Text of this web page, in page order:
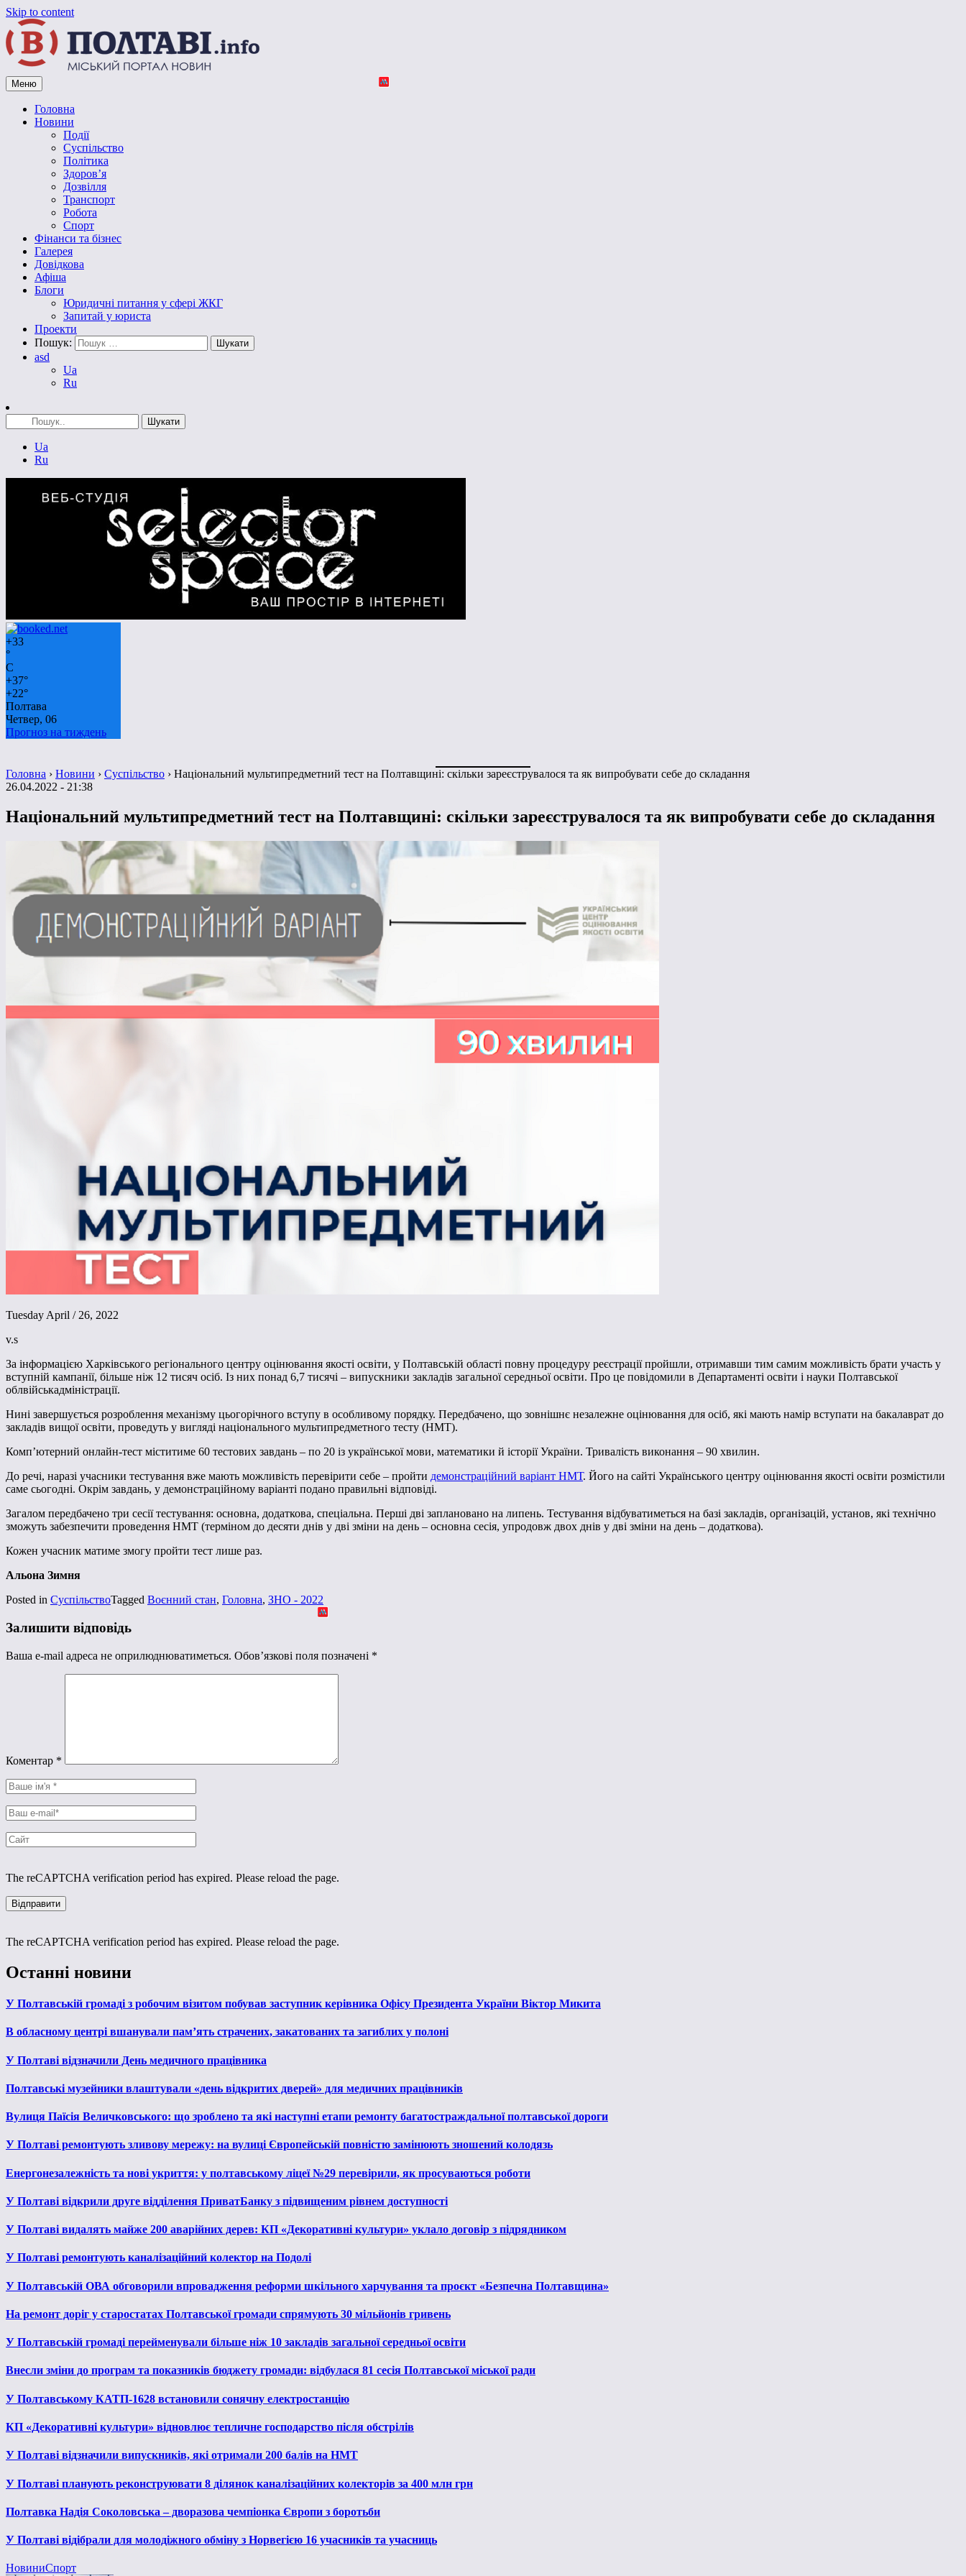
Skip to content
Vpoltave.info
Полтавський портал новин
Меню
Головна
Новини
Події
Суспільство
Політика
Здоров’я
Дозвілля
Транспорт
Робота
Спорт
Фінанси та бізнес
Галерея
Довідкова
Афіша
Блоги
Юридичні питання у сфері ЖКГ
Запитай у юриста
Проекти
Пошук:
asd
Ua
Ru
Ua
Ru
+33
°
C
+37°
+22°
Полтава
Четвер, 06
Прогноз на тиждень
Головна › Новини › Суспільство › Національний мультипредметний тест на Полтавщині: скільки зареєструвалося та як випробувати себе до складання
26.04.2022 - 21:38
Національний мультипредметний тест на Полтавщині: скільки зареєструвалося та як випробувати себе до складання
Tuesday April / 26, 2022
v.s
За інформацією Харківського регіонального центру оцінювання якості освіти, у Полтавській області повну процедуру реєстрації пройшли, отримавши тим самим можливість брати участь у
вступній кампанії, більше ніж 12 тисяч осіб. Із них понад 6,7 тисячі – випускники закладів загальної середньої освіти. Про це повідомили в Департаменті освіти і науки Полтавської
облвійськадміністрації.
Нині завершується розроблення механізму цьогорічного вступу в особливому порядку. Передбачено, що зовнішнє незалежне оцінювання для осіб, які мають намір вступати на бакалаврат до
закладів вищої освіти, проведуть у вигляді національного мультипредметного тесту (НМТ).
Комп’ютерний онлайн-тест міститиме 60 тестових завдань – по 20 із української мови, математики й історії України. Тривалість виконання – 90 хвилин.
До речі, наразі учасники тестування вже мають можливість перевірити себе – пройти демонстраційний варіант НМТ. Його на сайті Українського центру оцінювання якості освіти розмістили
саме сьогодні. Окрім завдань, у демонстраційному варіанті подано правильні відповіді.
Загалом передбачено три сесії тестування: основна, додаткова, спеціальна. Перші дві заплановано на липень. Тестування відбуватиметься на базі закладів, організацій, установ, які технічно
зможуть забезпечити проведення НМТ (терміном до десяти днів у дві зміни на день – основна сесія, упродовж двох днів у дві зміни на день – додаткова).
Кожен учасник матиме змогу пройти тест лише раз.
Альона Зимня
Posted in СуспільствоTagged Воєнний стан, Головна, ЗНО - 2022
Залишити відповідь
Ваша e-mail адреса не оприлюднюватиметься. Обов’язкові поля позначені *
Коментар *
The reCAPTCHA verification period has expired. Please reload the page.
The reCAPTCHA verification period has expired. Please reload the page.
Останні новини
У Полтавській громаді з робочим візитом побував заступник керівника Офісу Президента України Віктор Микита
В обласному центрі вшанували пам’ять страчених, закатованих та загиблих у полоні
У Полтаві відзначили День медичного працівника
Полтавські музейники влаштували «день відкритих дверей» для медичних працівників
Вулиця Паїсія Величковського: що зроблено та які наступні етапи ремонту багатостраждальної полтавської дороги
У Полтаві ремонтують зливову мережу: на вулиці Європейській повністю замінюють зношений колодязь
Енергонезалежність та нові укриття: у полтавському ліцеї №29 перевірили, як просуваються роботи
У Полтаві відкрили друге відділення ПриватБанку з підвищеним рівнем доступності
У Полтаві видалять майже 200 аварійних дерев: КП «Декоративні культури» уклало договір з підрядником
У Полтаві ремонтують каналізаційний колектор на Подолі
У Полтавській ОВА обговорили впровадження реформи шкільного харчування та проєкт «Безпечна Полтавщина»
На ремонт доріг у старостатах Полтавської громади спрямують 30 мільйонів гривень
У Полтавській громаді перейменували більше ніж 10 закладів загальної середньої освіти
Внесли зміни до програм та показників бюджету громади: відбулася 81 сесія Полтавської міської ради
У Полтавському КАТП-1628 встановили сонячну електростанцію
КП «Декоративні культури» відновлює тепличне господарство після обстрілів
У Полтаві відзначили випускників, які отримали 200 балів на НМТ
У Полтаві планують реконструювати 8 ділянок каналізаційних колекторів за 400 млн грн
Полтавка Надія Соколовська – дворазова чемпіонка Європи з боротьби
У Полтаві відібрали для молодіжного обміну з Норвегією 16 учасників та учасниць
НовиниСпорт